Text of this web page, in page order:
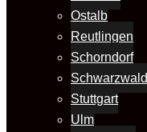
Ostalb
Reutlingen
Schorndorf
Schwarzwald
Stuttgart
Ulm